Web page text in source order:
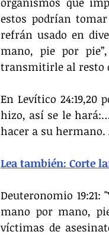
estos podrían
refrán usado en
mano, pie por
transmitirle al resto
En Levítico 24:19,20
hizo, así se le
hacer a su
Lea también: Corte
Deuteronomio
mano por mano,
víctimas de